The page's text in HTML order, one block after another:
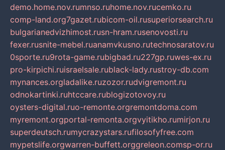
demo.home.nov.rumnso.ruhome.nov.rucemko.ru
comp-land.org7gazet.rubicom-oil.rusuperiorsearch.ru
bulgarianedvizhimost.rusn-hram.rusenovosti.ru
fexer.rusnite-mebel.ruanamvkusno.rutechnosaratov.ru
0sporte.ru9rota-game.rubigbad.ru227gp.ruwes-ex.ru
pro-kirpichi.ruisraelsale.rublack-lady.rustroy-db.com
mynances.orgladalike.ruzozor.rudvigremont.ru
odnokartinki.ruhtccare.rublogizotovoy.ru
oysters-digital.ruo-remonte.orgremontdoma.com
myremont.orgportal-remonta.orgvyitikho.rumirjon.ru
superdeutsch.rumycrazystars.rufilosofyfree.com
mypetslife.orgwarren-buffett.orggreleon.comsp-or.ru